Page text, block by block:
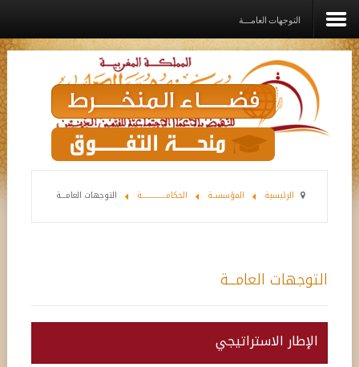
الرئيسية
المؤسســة
القيم الديني
التوجهات العامـــة
الرئيسية المؤسســة الحكامـــــــــــــــة التوجهات العامـــة
التوجهات العامـــة
الإطار الاستراتيجي